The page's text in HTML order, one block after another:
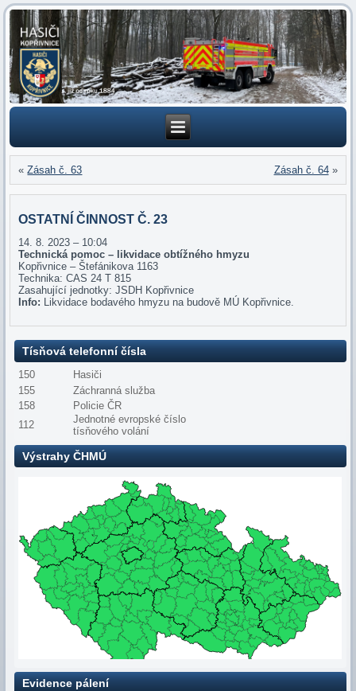
«Zásah č. 63 Zásah č. 64»
OSTATNÍ ČINNOST Č. 23
14. 8. 2023 – 10:04
Technická pomoc – likvidace obtížného hmyzu
Kopřivnice – Štefánikova 1163
Technika: CAS 24 T 815
Zasahující jednotky: JSDH Kopřivnice
Info: Likvidace bodavého hmyzu na budově MÚ Kopřivnice.
Tísňová telefonní čísla
150
Hasiči
155
Záchranná služba
158
Policie ČR
112
Jednotné evropské číslo
tísňového volání
Výstrahy ČHMÚ
Evidence pálení